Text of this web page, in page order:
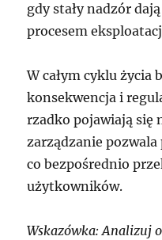
gdy stały nadzór
procesem
W całym cyklu życia
konsekwencja i
rzadko pojawiają się
zarządzanie
co bezpośrednio
użytkowników.
Wskazówka: Analizuj